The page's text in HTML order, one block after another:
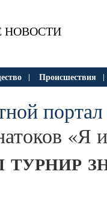
| Происшествия
портал
«Я